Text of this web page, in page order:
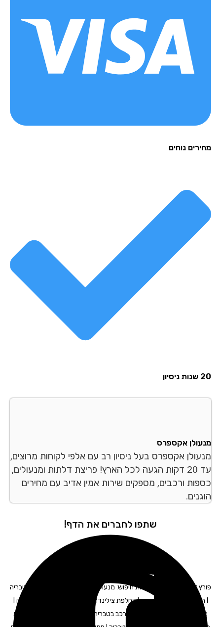
מחירים נוחים
20 שנות ניסיון
מנעולן אקספרס
מנעולן אקספרס בעל ניסיון רב עם אלפי לקוחות מרוצים,
עד 20 דקות הגעה לכל הארץ! פריצת דלתות ומנעולים,
כספות ורכבים, מספקים שירות אמין אדיב עם מחירים
הוגנים.
שתפו לחברים את הדף!
פורץ דלתות בטבריה – תגיות חיפוש: מנעולים בטבריה I פורץ מנעולים בטבריה
מנעולן לרכב בטבריה I מפתח לרכב בטבריה I תיקון דלתות בטבריה I פריצת